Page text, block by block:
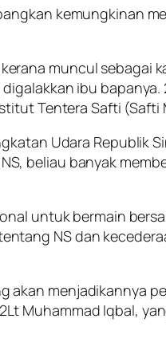
kemungkinan
muncul
ibu
Tentera Safti (Safti
Udara Republik
beliau banyak
untuk bermain
NS dan
akan menjadikannya
Muhammad Iqbal,